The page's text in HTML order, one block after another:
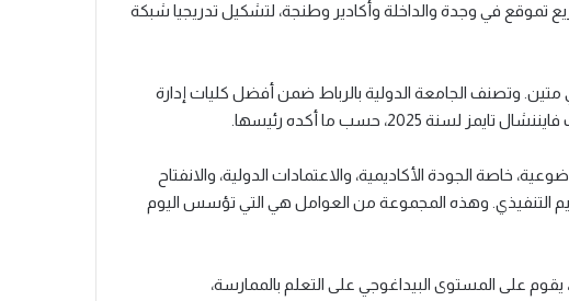
تموقع في وجدة والداخلة وأكادير وطنجة، لتشكيل تدريجيا شبكة
وتصنف الجامعة الدولية بالرباط ضمن أفضل كليات إدارة
خاصة الجودة الأكاديمية، والاعتمادات الدولية، والانفتاح
التنفيذي. وهذه المجموعة من العوامل هي التي تؤسس اليوم
على المستوى البيداغوجي على التعلم بالممارسة،